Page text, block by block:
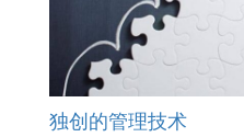
独创的管理技术